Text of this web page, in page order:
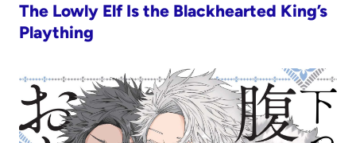
The Lowly Elf Is the Blackhearted King’s
Plaything